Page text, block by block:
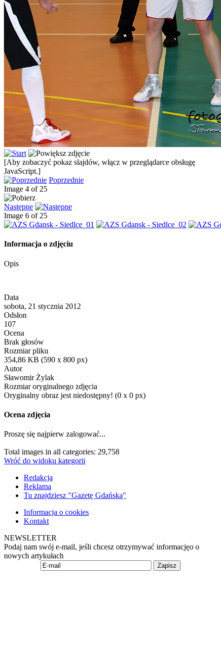
[Aby zobaczyć pokaz slajdów, włącz w przeglądarce obsługę
JavaScript.]
Poprzednie
Image 4 of 25
Następne
Image 6 of 25
Informacja o zdjęciu
Opis
Data
sobota, 21 stycznia 2012
Odsłon
107
Ocena
Brak głosów
Rozmiar pliku
354,86 KB (590 x 800 px)
Autor
Sławomir Żylak
Rozmiar oryginalnego zdjęcia
Oryginalny obraz jest niedostępny! (0 x 0 px)
Ocena zdjęcia
Proszę się najpierw zalogować...
Total images in all categories: 29,758
Wróć do widoku kategorii
Redakcja
Reklama
Tu znajdziesz "Gazetę Gdańską"
Informacja o cookies
Kontakt
NEWSLETTER
Podaj nam swój e-mail, jeśli chcesz otrzymywać informacjęo o
nowych artykułach
Zapisz